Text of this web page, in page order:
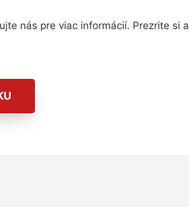
nás pre viac informácií. Prezrite si